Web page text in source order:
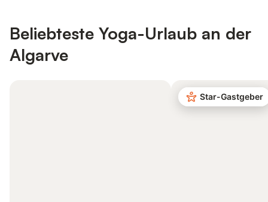
Beliebteste Yoga-Urlaub an der
Algarve
Star-Gastgeber